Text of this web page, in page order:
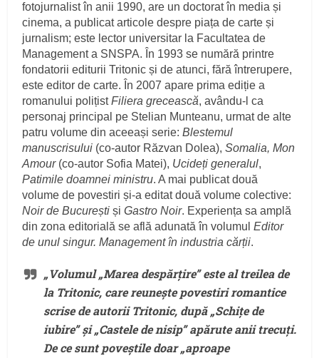
fotojurnalist în anii 1990, are un doctorat în media și
cinema, a publicat articole despre piața de carte și
jurnalism; este lector universitar la Facultatea de
Management a SNSPA. În 1993 se numără printre
fondatorii editurii Tritonic și de atunci, fără întrerupere,
este editor de carte. În 2007 apare prima ediție a
romanului polițistFiliera grecească, avându-l ca
personaj principal pe Stelian Munteanu, urmat de alte
patru volume din aceeași serie:Blestemul
manuscrisului (co-autor Răzvan Dolea),Somalia, Mon
Amour(co-autor Sofia Matei), Ucideți generalul,
Patimile doamnei ministru. A mai publicat două
volume de povestiri și-a editat două volume colective:
Noir de BucureștișiGastro Noir. Experiența sa amplă
din zona editorială se află adunată în volumulEditor
de unul singur. Management în industria cărții.
„Volumul „Marea despărțire” este al treilea de
la Tritonic, care reunește povestiri romantice
scrise de autorii Tritonic, după „Schițe de
iubire” și „Castele de nisip” apărute anii trecuți.
De ce sunt poveștile doar „aproape